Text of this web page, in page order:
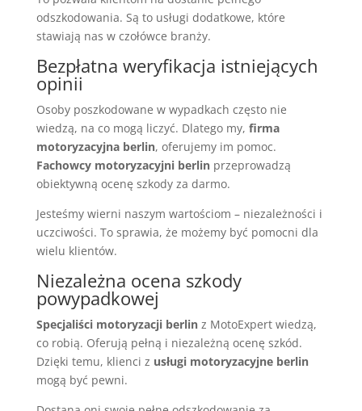
odszkodowania. Są to usługi dodatkowe, które
stawiają nas w czołówce branży.
Bezpłatna weryfikacja istniejących
opinii
Osoby poszkodowane w wypadkach często nie
wiedzą, na co mogą liczyć. Dlatego my, firma
motoryzacyjna berlin, oferujemy im pomoc.
Fachowcy motoryzacyjni berlinprzeprowadzą
obiektywną ocenę szkody za darmo.
Jesteśmy wierni naszym wartościom – niezależności i
uczciwości. To sprawia, że możemy być pomocni dla
wielu klientów.
Niezależna ocena szkody
powypadkowej
Specjaliści motoryzacji berlinz MotoExpert wiedzą,
co robią. Oferują pełną i niezależną ocenę szkód.
Dzięki temu, klienci z usługi motoryzacyjne berlin
mogą być pewni.